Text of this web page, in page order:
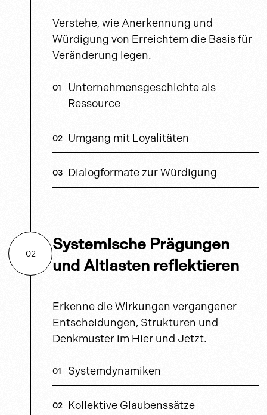
Verstehe, wie Anerkennung und
Würdigung von Erreichtem die Basis für
Veränderung legen.
Unternehmensgeschichte als
Ressource
Umgang mit Loyalitäten
Dialogformate zur Würdigung
02
Systemische Prägungen
und Altlasten reflektieren
Erkenne die Wirkungen vergangener
Entscheidungen, Strukturen und
Denkmuster im Hier und Jetzt.
Systemdynamiken
Kollektive Glaubenssätze